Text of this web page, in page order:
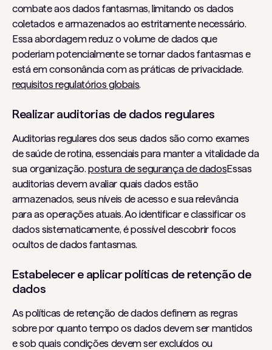
combate aos dados fantasmas, limitando os dados
coletados e armazenados ao estritamente necessário.
Essa abordagem reduz o volume de dados que
poderiam potencialmente se tornar dados fantasmas e
está em consonância com as práticas de privacidade.
requisitos regulatórios globais.
Realizar auditorias de dados regulares
Auditorias regulares dos seus dados são como exames
de saúde de rotina, essenciais para manter a vitalidade da
sua organização.postura de segurança de dadosEssas
auditorias devem avaliar quais dados estão
armazenados, seus níveis de acesso e sua relevância
para as operações atuais. Ao identificar e classificar os
dados sistematicamente, é possível descobrir focos
ocultos de dados fantasmas.
Estabelecer e aplicar políticas de retenção de
dados
As políticas de retenção de dados definem as regras
sobre por quanto tempo os dados devem ser mantidos
e sob quais condições devem ser excluídos ou